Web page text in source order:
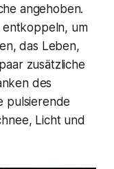
angehoben.
entkoppeln, um
das Leben,
zusätzliche
des
pulsierende
Licht und